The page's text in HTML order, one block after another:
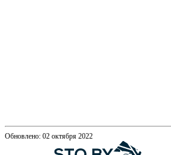
Обновлено: 02 октября 2022